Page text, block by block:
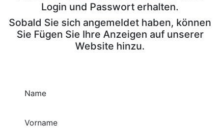
Login und Passwort erhalten.
Sobald Sie sich angemeldet haben, können
Sie Fügen Sie Ihre Anzeigen auf unserer
Website hinzu.
Name
Vorname